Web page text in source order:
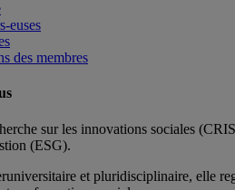
euses
des membres
sur les innovations sociales
(ESG).
et pluridisciplinaire, elle